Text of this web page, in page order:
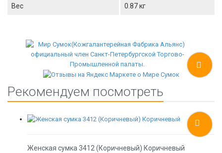
Вес 0.87 кг
Рекомендуем посмотреть
Женская сумка 3412 (Коричневый) Коричневый